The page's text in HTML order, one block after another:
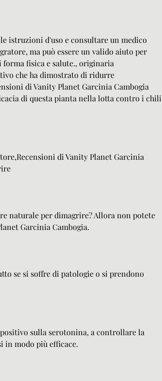
istruzioni d'uso e consultare un medico
ma può essere un valido aiuto per
fisica e salute., originaria
che ha dimostrato di ridurre
di Vanity Planet Garcinia Cambogia
di questa pianta nella lotta contro i chili
di Vanity Planet Garcinia
naturale per dimagrire? Allora non potete
Garcinia Cambogia.
se si soffre di patologie o si prendono
sulla serotonina, a controllare la
in modo più efficace.